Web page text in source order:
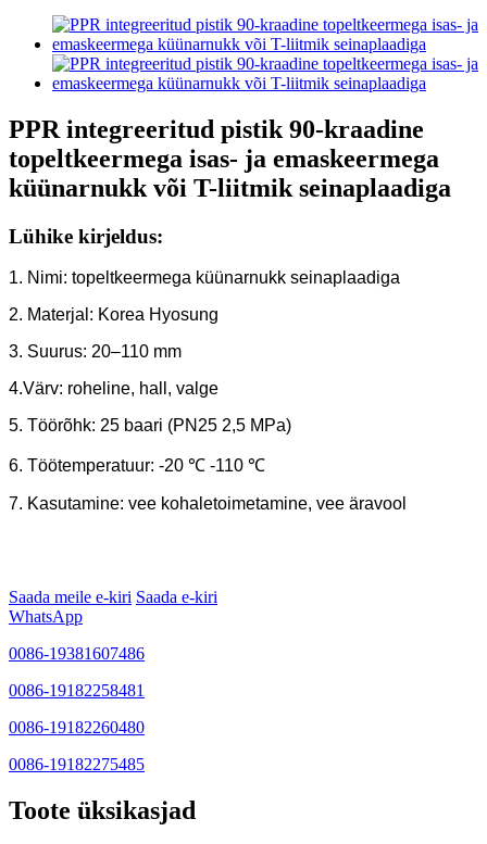
PPR integreeritud pistik 90-kraadine
topeltkeermega isas- ja emaskeermega
küünarnukk või T-liitmik seinaplaadiga
Lühike kirjeldus:
1. Nimi: topeltkeermega küünarnukk seinaplaadiga
2. Materjal: Korea Hyosung
3. Suurus: 20–110 mm
4.Värv: roheline, hall, valge
5. Töörõhk: 25 baari (PN25 2,5 MPa)
6. Töötemperatuur: -20 ℃ -110 ℃
7. Kasutamine: vee kohaletoimetamine, vee äravool
Saada meile e-kiri Saada e-kiri
WhatsApp
0086-19381607486
0086-19182258481
0086-19182260480
0086-19182275485
Toote üksikasjad